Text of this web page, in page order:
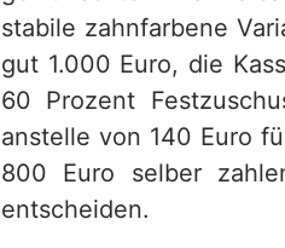
stabile zahnfarbene
gut 1.000 Euro, die
60 Prozent
anstelle von 140 Euro
800 Euro selber
entscheiden.